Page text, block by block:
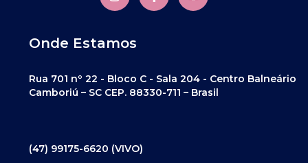
Onde Estamos
Rua 701 nº 22 - Bloco C - Sala 204 - Centro Balneário
Camboriú – SC CEP. 88330-711 – Brasil
(47) 99175-6620 (VIVO)